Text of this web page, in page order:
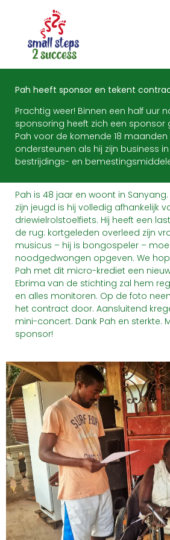
Pah heeft sponsor en tekent
Prachtig weer! Binnen een half uur
sponsoring heeft zich een sponsor
Pah voor de komende 18
ondersteunen als hij zijn business
bestrijdings- en
Pah is 48 jaar en woont in
zijn jeugd is hij volledig afhankelijk
driewielrolstoelfiets. Hij heeft een
de rug: kortgeleden overleed zijn
musicus – hij is bongospeler –
noodgedwongen opgeven. We
Pah met dit micro-krediet een
Ebrima van de stichting zal hem
en alles monitoren. Op de foto
het contract door. Aansluitend
mini-concert. Dank Pah en sterkte.
sponsor!